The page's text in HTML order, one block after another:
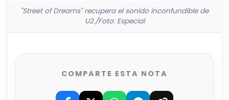
"Street of Dreams" recupera el sonido inconfundible de
U2./Foto: Especial
COMPARTE ESTA NOTA